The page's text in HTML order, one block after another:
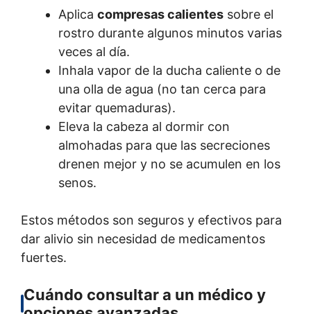
Aplica compresas calientes sobre el
rostro durante algunos minutos varias
veces al día.
Inhala vapor de la ducha caliente o de
una olla de agua (no tan cerca para
evitar quemaduras).
Eleva la cabeza al dormir con
almohadas para que las secreciones
drenen mejor y no se acumulen en los
senos.
Estos métodos son seguros y efectivos para
dar alivio sin necesidad de medicamentos
fuertes.
Cuándo consultar a un médico y